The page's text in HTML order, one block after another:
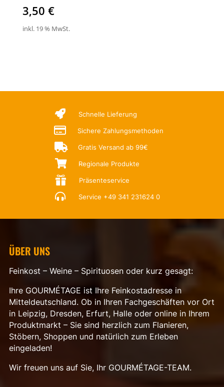
3,50 €
inkl. 19 % MwSt.
 Schnelle Lieferung
 Sichere Zahlungsmethoden
 Gratis Versand ab 99€
 Regionale Produkte
 Präsenteservice
 Service +49 341 231624 0
ÜBER UNS
Feinkost – Weine – Spirituosen oder kurz gesagt:
Ihre GOURMÉTAGE ist Ihre Feinkostadresse in
Mitteldeutschland. Ob in Ihren Fachgeschäften vor Ort
in Leipzig, Dresden, Erfurt, Halle oder online in Ihrem
Produktmarkt – Sie sind herzlich zum Flanieren,
Stöbern, Shoppen und natürlich zum Erleben
eingeladen!
Wir freuen uns auf Sie, Ihr GOURMÉTAGE-TEAM.